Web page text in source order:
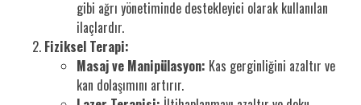
gibi ağrı yönetiminde destekleyici olarak kullanılan
ilaçlardır.
Fiziksel Terapi:
Masaj ve Manipülasyon: Kas gerginliğini azaltır ve
kan dolaşımını artırır.